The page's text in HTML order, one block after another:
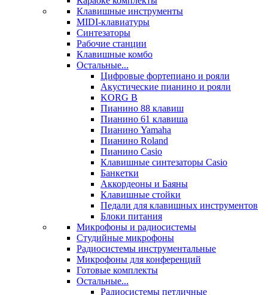
Клавишные инструменты
MIDI-клавиатуры
Синтезаторы
Рабочие станции
Клавишные комбо
Остальные...
Цифровые фортепиано и рояли
Акустические пианино и рояли
KORG B
Пианино 88 клавиш
Пианино 61 клавиша
Пианино Yamaha
Пианино Roland
Пианино Casio
Клавишные синтезаторы Casio
Банкетки
Аккордеоны и Баяны
Клавишные стойки
Педали для клавишных инструментов
Блоки питания
Микрофоны и радиосистемы
Студийные микрофоны
Радиосистемы инструментальные
Микрофоны для конференций
Готовые комплекты
Остальные...
Радиосистемы петличные